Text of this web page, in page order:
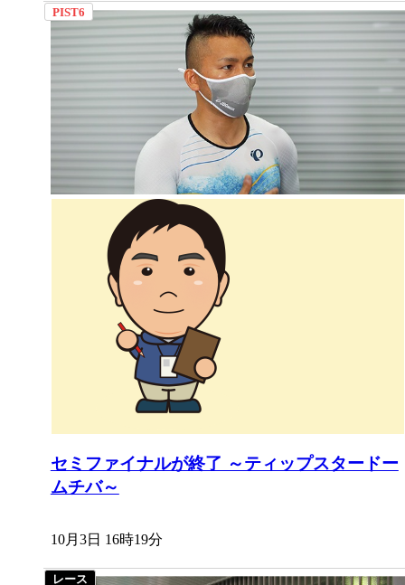
セミファイナルが終了 ～ティップスタードー
ムチバ～
10月3日 16時19分